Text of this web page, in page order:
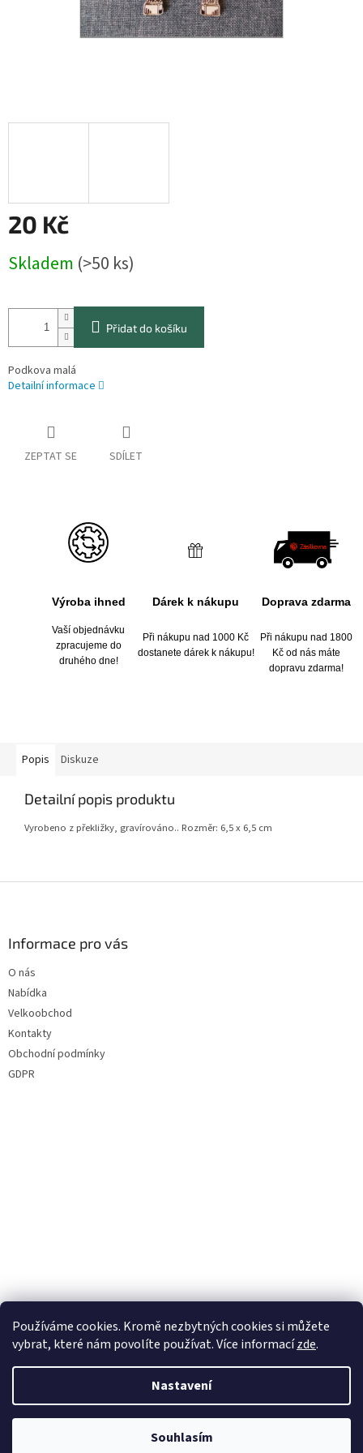
Používáme cookies. Kromě nezbytných cookies si můžete
vybrat, které nám povolíte používat. Více informacízde.
Nastavení
Souhlasím
20 Kč
cena:
Skladem (>50 ks)
Přidat do košíku
Podkova malá
Detailní informace
ZEPTAT SE SDÍLET
Výroba ihned Dárek k nákupu Doprava zdarma
Vaší objednávku
zpracujeme do
druhého dne!
Při nákupu nad 1000 Kč
dostanete dárek k nákupu!
Při nákupu nad 1800
Kč od nás máte
dopravu zdarma!
Popis Diskuze
Detailní popis produktu
Vyrobeno z překližky, gravírováno.. Rozměr: 6,5 x 6,5 cm
Informace pro vás
O nás
Nabídka
Velkoobchod
Kontakty
Obchodní podmínky
GDPR
Vytvořil Shoptet
DřevěnéChaloupky.cz. Všechna práva vyhrazena.